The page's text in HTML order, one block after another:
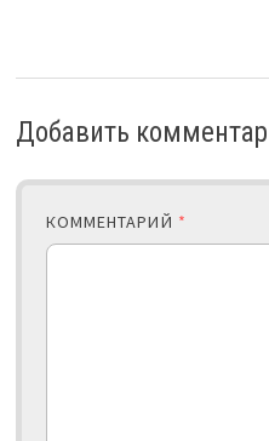
Добавить
КОММЕНТАРИЙ *